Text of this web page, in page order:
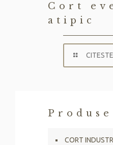
Cort
atipic
Produse
CORT